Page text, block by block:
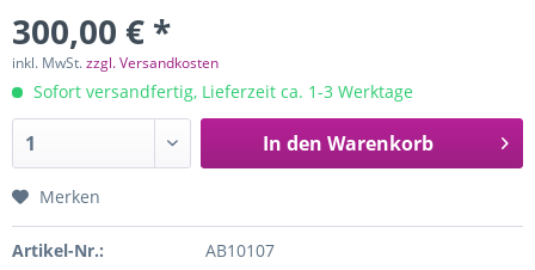
300,00 € *
inkl. MwSt.zzgl. Versandkosten
Sofort versandfertig, Lieferzeit ca. 1-3 Werktage
In den Warenkorb
Merken
Artikel-Nr.: AB10107